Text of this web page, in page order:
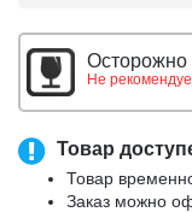
Осторожно
Не
Товар
Товар временно
Заказ можно